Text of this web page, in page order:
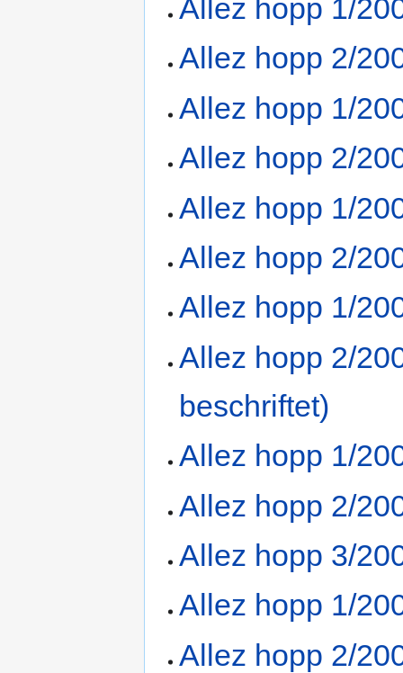
Allez hopp 1/
Allez hopp 2/
Allez hopp 1/
Allez hopp 2/
Allez hopp 1/
Allez hopp 2/
Allez hopp 1/
Allez hopp 2/
beschriftet)
Allez hopp 1/
Allez hopp 2/
Allez hopp 3/
Allez hopp 1/
Allez hopp 2/